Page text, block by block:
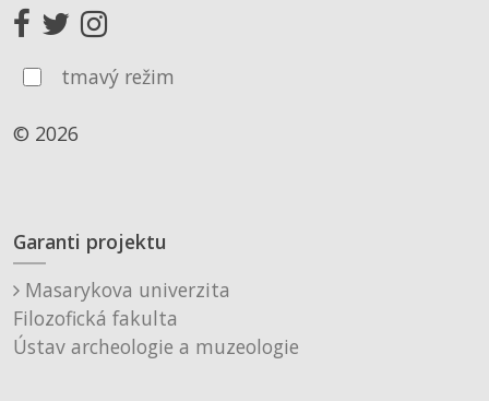
tmavý režim
© 2026
Garanti projektu
Masarykova univerzita
Filozofická fakulta
Ústav archeologie a muzeologie